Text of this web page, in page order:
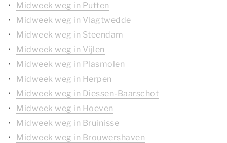
Midweek weg in Putten
Midweek weg in Vlagtwedde
Midweek weg in Steendam
Midweek weg in Vijlen
Midweek weg in Plasmolen
Midweek weg in Herpen
Midweek weg in Diessen-Baarschot
Midweek weg in Hoeven
Midweek weg in Bruinisse
Midweek weg in Brouwershaven